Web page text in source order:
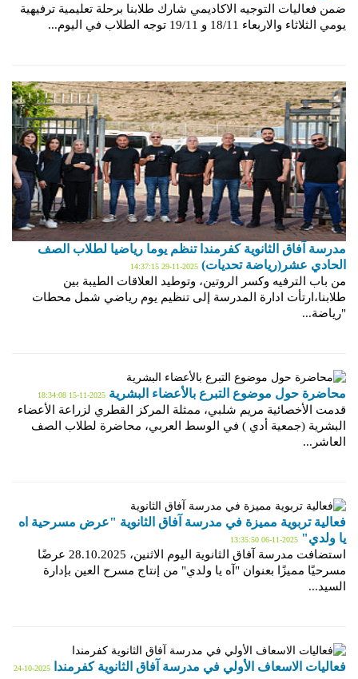
ضمن فعاليات التوجيه الاكاديمي شارك طلابنا برحلة تعليمية ترفيهية
يومي الثلاثاء والاربعاء 18/11 و 19/11 توجه الطلاب في اليوم...
مدرسة آفاق الثانوية كفرمندا تنظم يوما رياضيا لطلاب الصف
الحادي عشر(رياضة تحديات) 2025-11-29 14:37:15
من باب الترفيه وكسر الروتين، وتوطيد العلاقات الطيبة بين
طلابنا،ارتأت ادارة المدرسة إلى تنظيم يوم رياضي شمل محطات
"رياضة...
محاضرة حول موضوع التبرع بالأعضاء البشرية 2025-11-15 18:34:08
قدمت الأخصائية مريم شلبي، ممثلة المركز القطري لزراعة الأعضاء
البشرية (جمعية أدي ) في الوسط العربي، محاضرة لطلاب الصف
العاشر...
فعالية تربوية مميزة في مدرسة آفاق الثانوية "عرض مسرحية اه
يا ولدي" 2025-11-06 13:35:50
استضافت مدرسة آفاق الثانوية اليوم الاثنين، 28.10.2025 عرضًا
مسرحيًا مميزًا بعنوان "آه يا ولدي" من إنتاج مسرح العين بإدارة
السيد...
فعاليات الاسعاف الأولي في مدرسة آفاق الثانوية كفرمندا
2025-10-24